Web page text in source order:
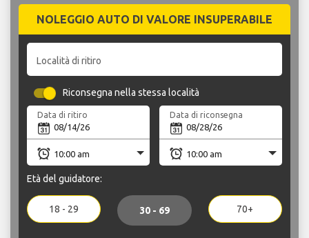
NOLEGGIO AUTO DI VALORE INSUPERABILE
Località di ritiro
Riconsegna nella stessa località
Data di ritiro Data di riconsegna
Età del guidatore:
18 - 29 30 - 69 70+